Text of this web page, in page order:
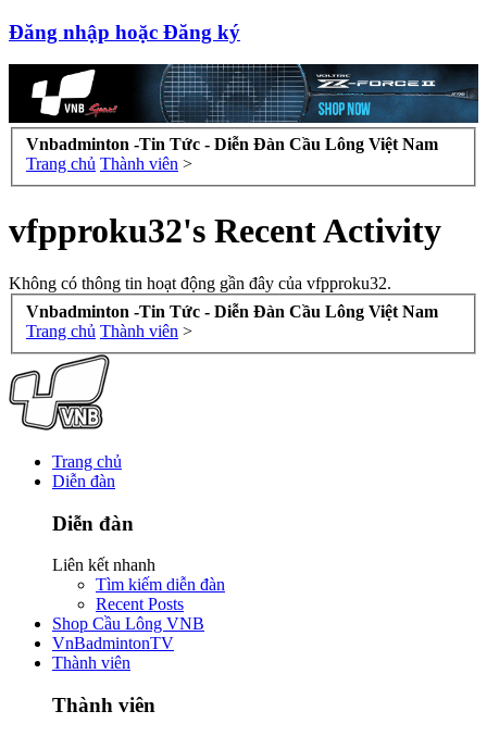
Đăng nhập hoặc Đăng ký
Vnbadminton -Tin Tức - Diễn Đàn Cầu Lông Việt Nam
Trang chủ Thành viên >
vfpproku32's Recent Activity
Không có thông tin hoạt động gần đây của vfpproku32.
Vnbadminton -Tin Tức - Diễn Đàn Cầu Lông Việt Nam
Trang chủ Thành viên >
Trang chủ
Diễn đàn
Diễn đàn
Liên kết nhanh
Tìm kiếm diễn đàn
Recent Posts
Shop Cầu Lông VNB
VnBadmintonTV
Thành viên
Thành viên